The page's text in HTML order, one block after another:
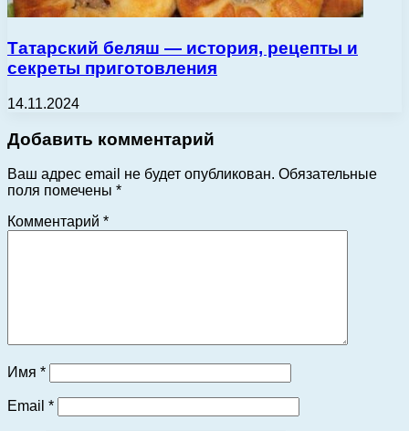
Татарский беляш — история, рецепты и
секреты приготовления
14.11.2024
Добавить комментарий
Ваш адрес email не будет опубликован. Обязательные
поля помечены *
Комментарий *
Имя *
Email *